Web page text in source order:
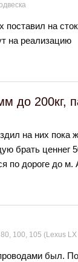
поставил на
на реализацию
до 200кг,
на них
брать ценнег
по дороге до м.
100, 105 (Lexus
был.